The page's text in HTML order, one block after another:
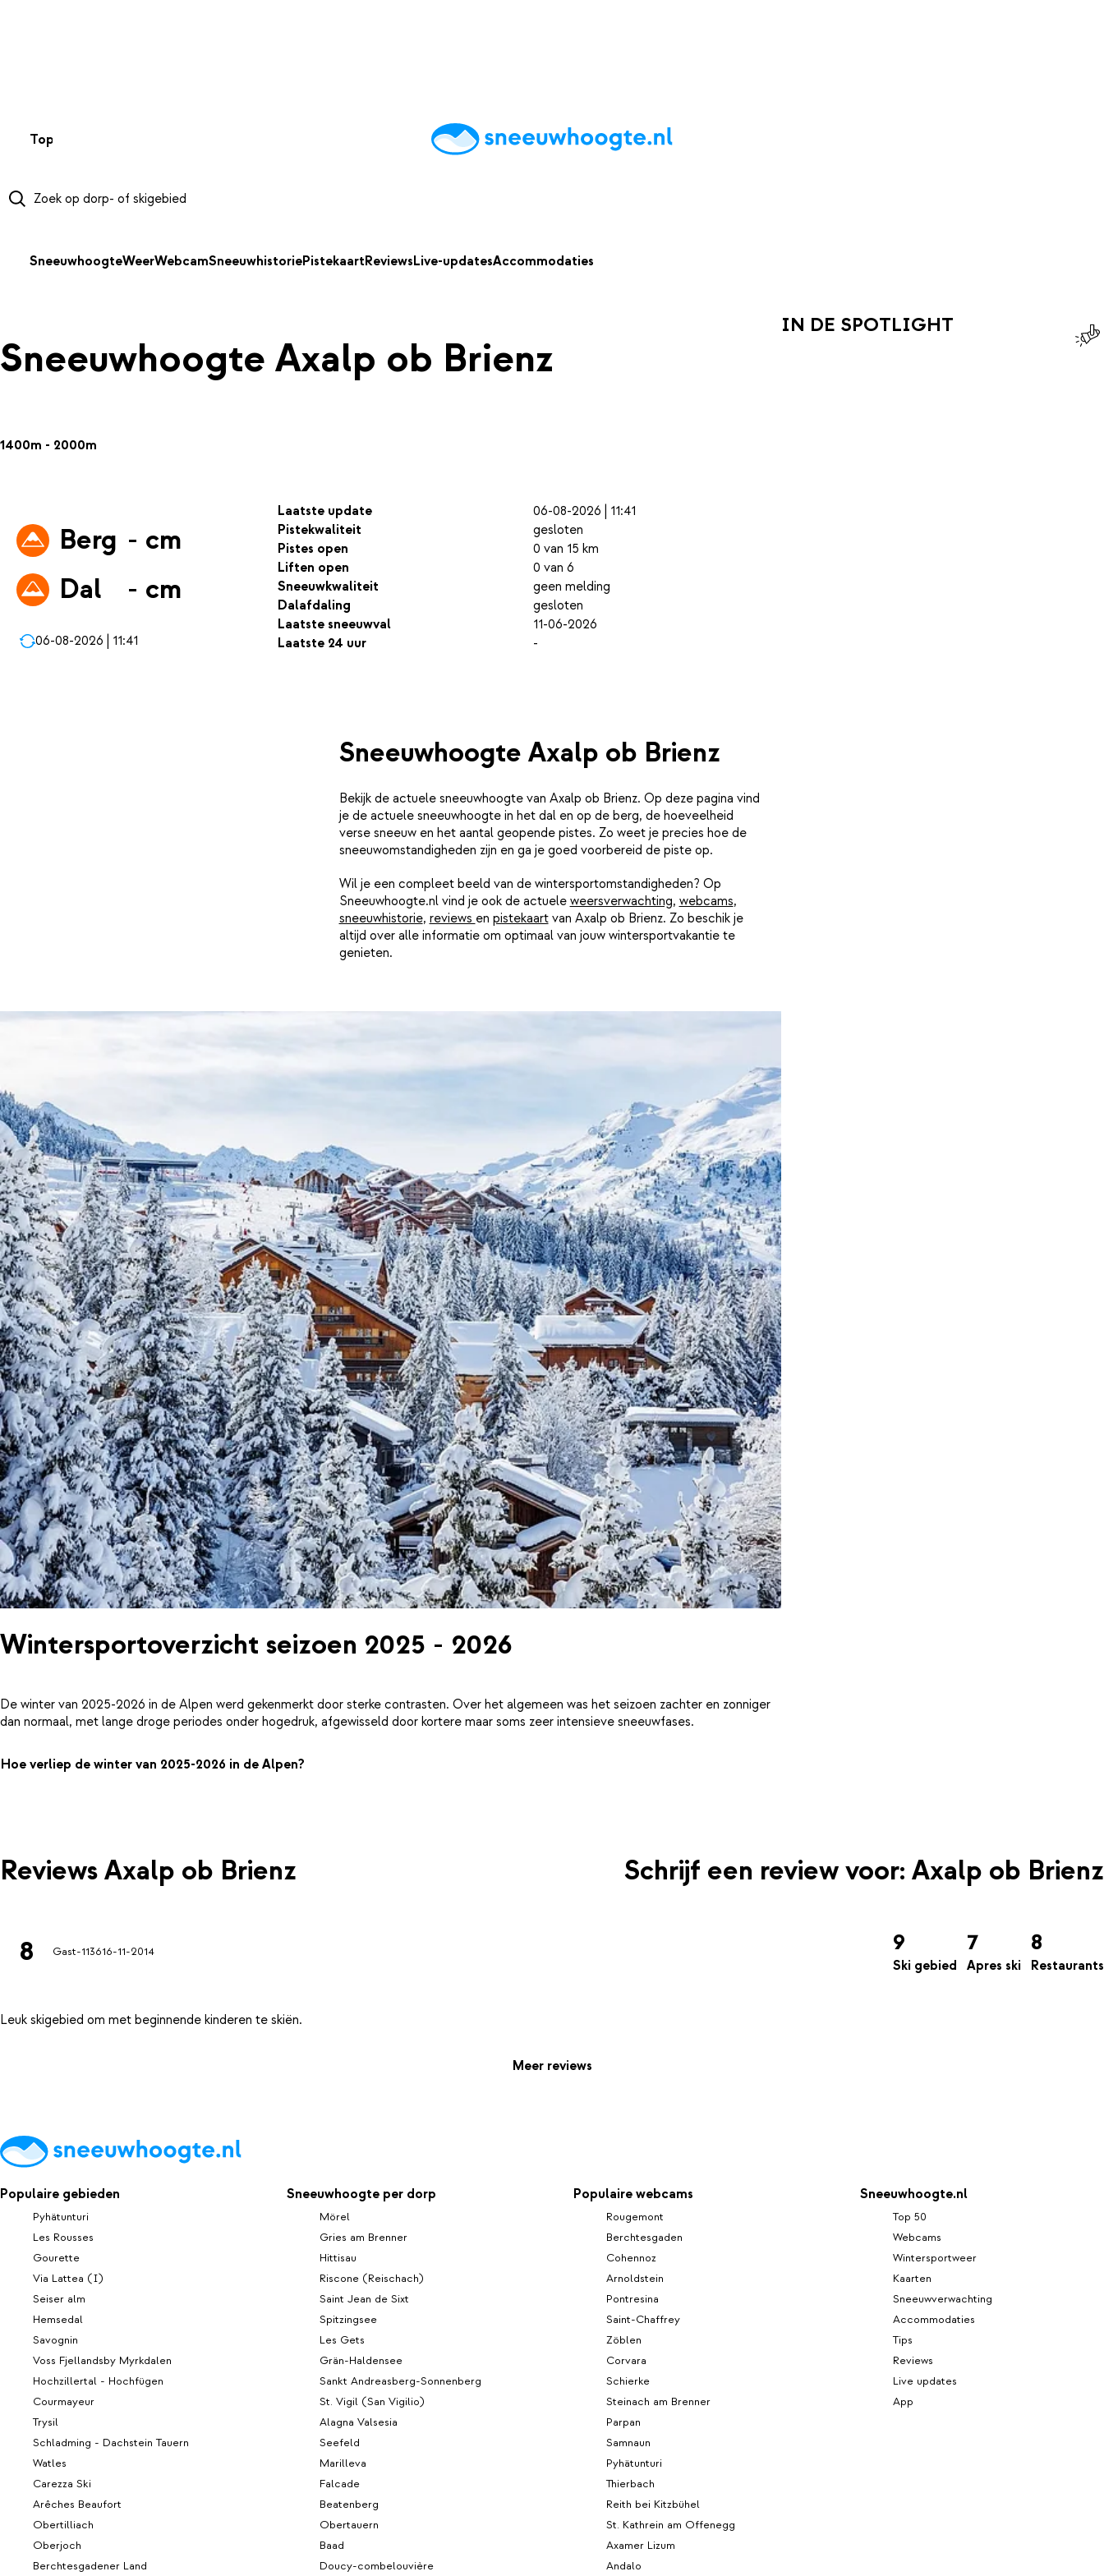
Top 50 AccommodatiesTipsReviewsLive updatesApp
SneeuwhoogteWeerWebcamSneeuwhistoriePistekaartReviewsLive-updatesAccommodaties
Sneeuwhoogte Axalp ob Brienz
1400m - 2000m
Berg - cm
Dal
- cm
06-08-2026 | 11:41
Laatste update
06-08-2026 | 11:41
Pistekwaliteit
gesloten
Pistes open
0 van 15 km
Liften open
0 van 6
Sneeuwkwaliteit
geen melding
Dalafdaling
gesloten
Laatste sneeuwval
11-06-2026
Laatste 24 uur
-
Sneeuwhoogte Axalp ob Brienz
Bekijk de actuele sneeuwhoogte van Axalp ob Brienz. Op deze pagina vind
je de actuele sneeuwhoogte in het dal en op de berg, de hoeveelheid
verse sneeuw en het aantal geopende pistes. Zo weet je precies hoe de
sneeuwomstandigheden zijn en ga je goed voorbereid de piste op.
Wil je een compleet beeld van de wintersportomstandigheden? Op
Sneeuwhoogte.nl vind je ook de actuele weersverwachting, webcams,
sneeuwhistorie, reviews en pistekaartvan Axalp ob Brienz. Zo beschik je
altijd over alle informatie om optimaal van jouw wintersportvakantie te
genieten.
Wintersportoverzicht seizoen 2025 - 2026
De winter van 2025-2026 in de Alpen werd gekenmerkt door sterke contrasten. Over het algemeen was het seizoen zachter en zonniger
dan normaal, met lange droge periodes onder hogedruk, afgewisseld door kortere maar soms zeer intensieve sneeuwfases.
Hoe verliep de winter van 2025-2026 in de Alpen?
IN DE SPOTLIGHT
Reviews Axalp ob Brienz Schrijf een review voor: Axalp ob Brienz
8 Gast-113616-11-2014 9
Ski gebied
7
Apres ski
8
Restaurants
Meer reviews
Populaire gebieden
Pyhätunturi
Les Rousses
Gourette
Via Lattea (I)
Seiser alm
Hemsedal
Savognin
Voss Fjellandsby Myrkdalen
Hochzillertal - Hochfügen
Courmayeur
Trysil
Schladming - Dachstein Tauern
Watles
Carezza Ski
Arêches Beaufort
Obertilliach
Oberjoch
Berchtesgadener Land
Sneeuwhoogte per dorp
Mörel
Gries am Brenner
Hittisau
Riscone (Reischach)
Saint Jean de Sixt
Spitzingsee
Les Gets
Grän-Haldensee
Sankt Andreasberg-Sonnenberg
St. Vigil (San Vigilio)
Alagna Valsesia
Seefeld
Marilleva
Falcade
Beatenberg
Obertauern
Baad
Doucy-combelouvière
Populaire webcams
Rougemont
Berchtesgaden
Cohennoz
Arnoldstein
Pontresina
Saint-Chaffrey
Zöblen
Corvara
Schierke
Steinach am Brenner
Parpan
Samnaun
Pyhätunturi
Thierbach
Reith bei Kitzbühel
St. Kathrein am Offenegg
Axamer Lizum
Andalo
Sneeuwhoogte.nl
Top 50
Webcams
Wintersportweer
Kaarten
Sneeuwverwachting
Accommodaties
Tips
Reviews
Live updates
App